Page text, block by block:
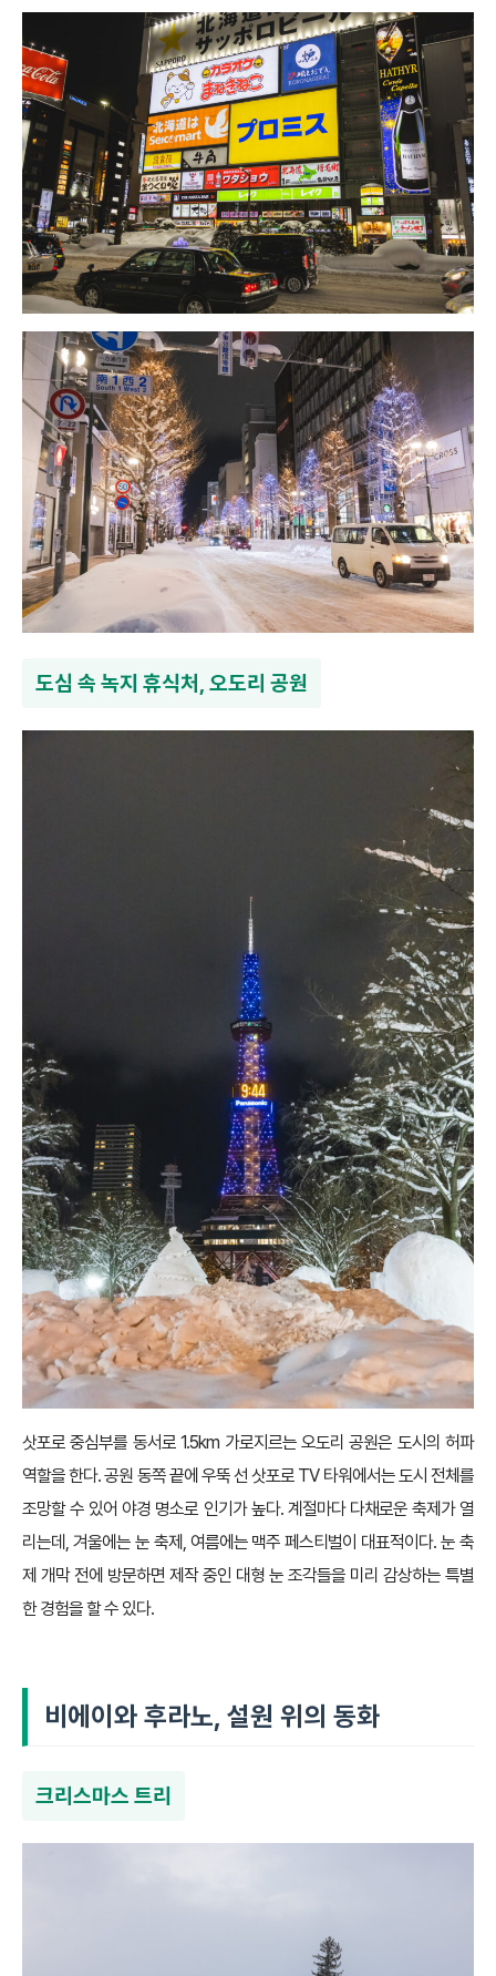
도심 속 녹지 휴식처, 오도리 공원
삿포로 중심부를 동서로 1.5km 가로지르는 오도리 공원은 도시의 허파
역할을 한다. 공원 동쪽 끝에 우뚝 선 삿포로 TV 타워에서는 도시 전체를
조망할 수 있어 야경 명소로 인기가 높다. 계절마다 다채로운 축제가 열
리는데, 겨울에는 눈 축제, 여름에는 맥주 페스티벌이 대표적이다. 눈 축
제 개막 전에 방문하면 제작 중인 대형 눈 조각들을 미리 감상하는 특별
한 경험을 할 수 있다.
비에이와 후라노, 설원 위의 동화
크리스마스 트리